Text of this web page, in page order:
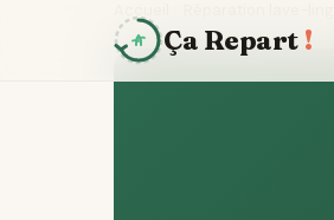
Ça Repart !